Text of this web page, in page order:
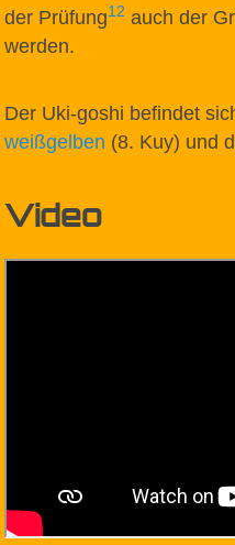
der Prüfung1 2 auch der
werden.
Der Uki-goshi befindet
weißgelben (8. Kuy) und
Video